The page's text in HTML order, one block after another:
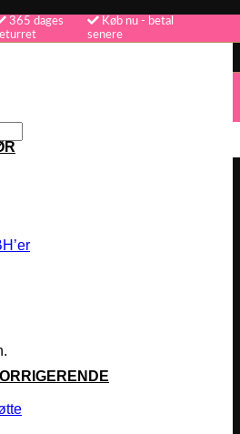
365 dages
Køb nu - betal
senere